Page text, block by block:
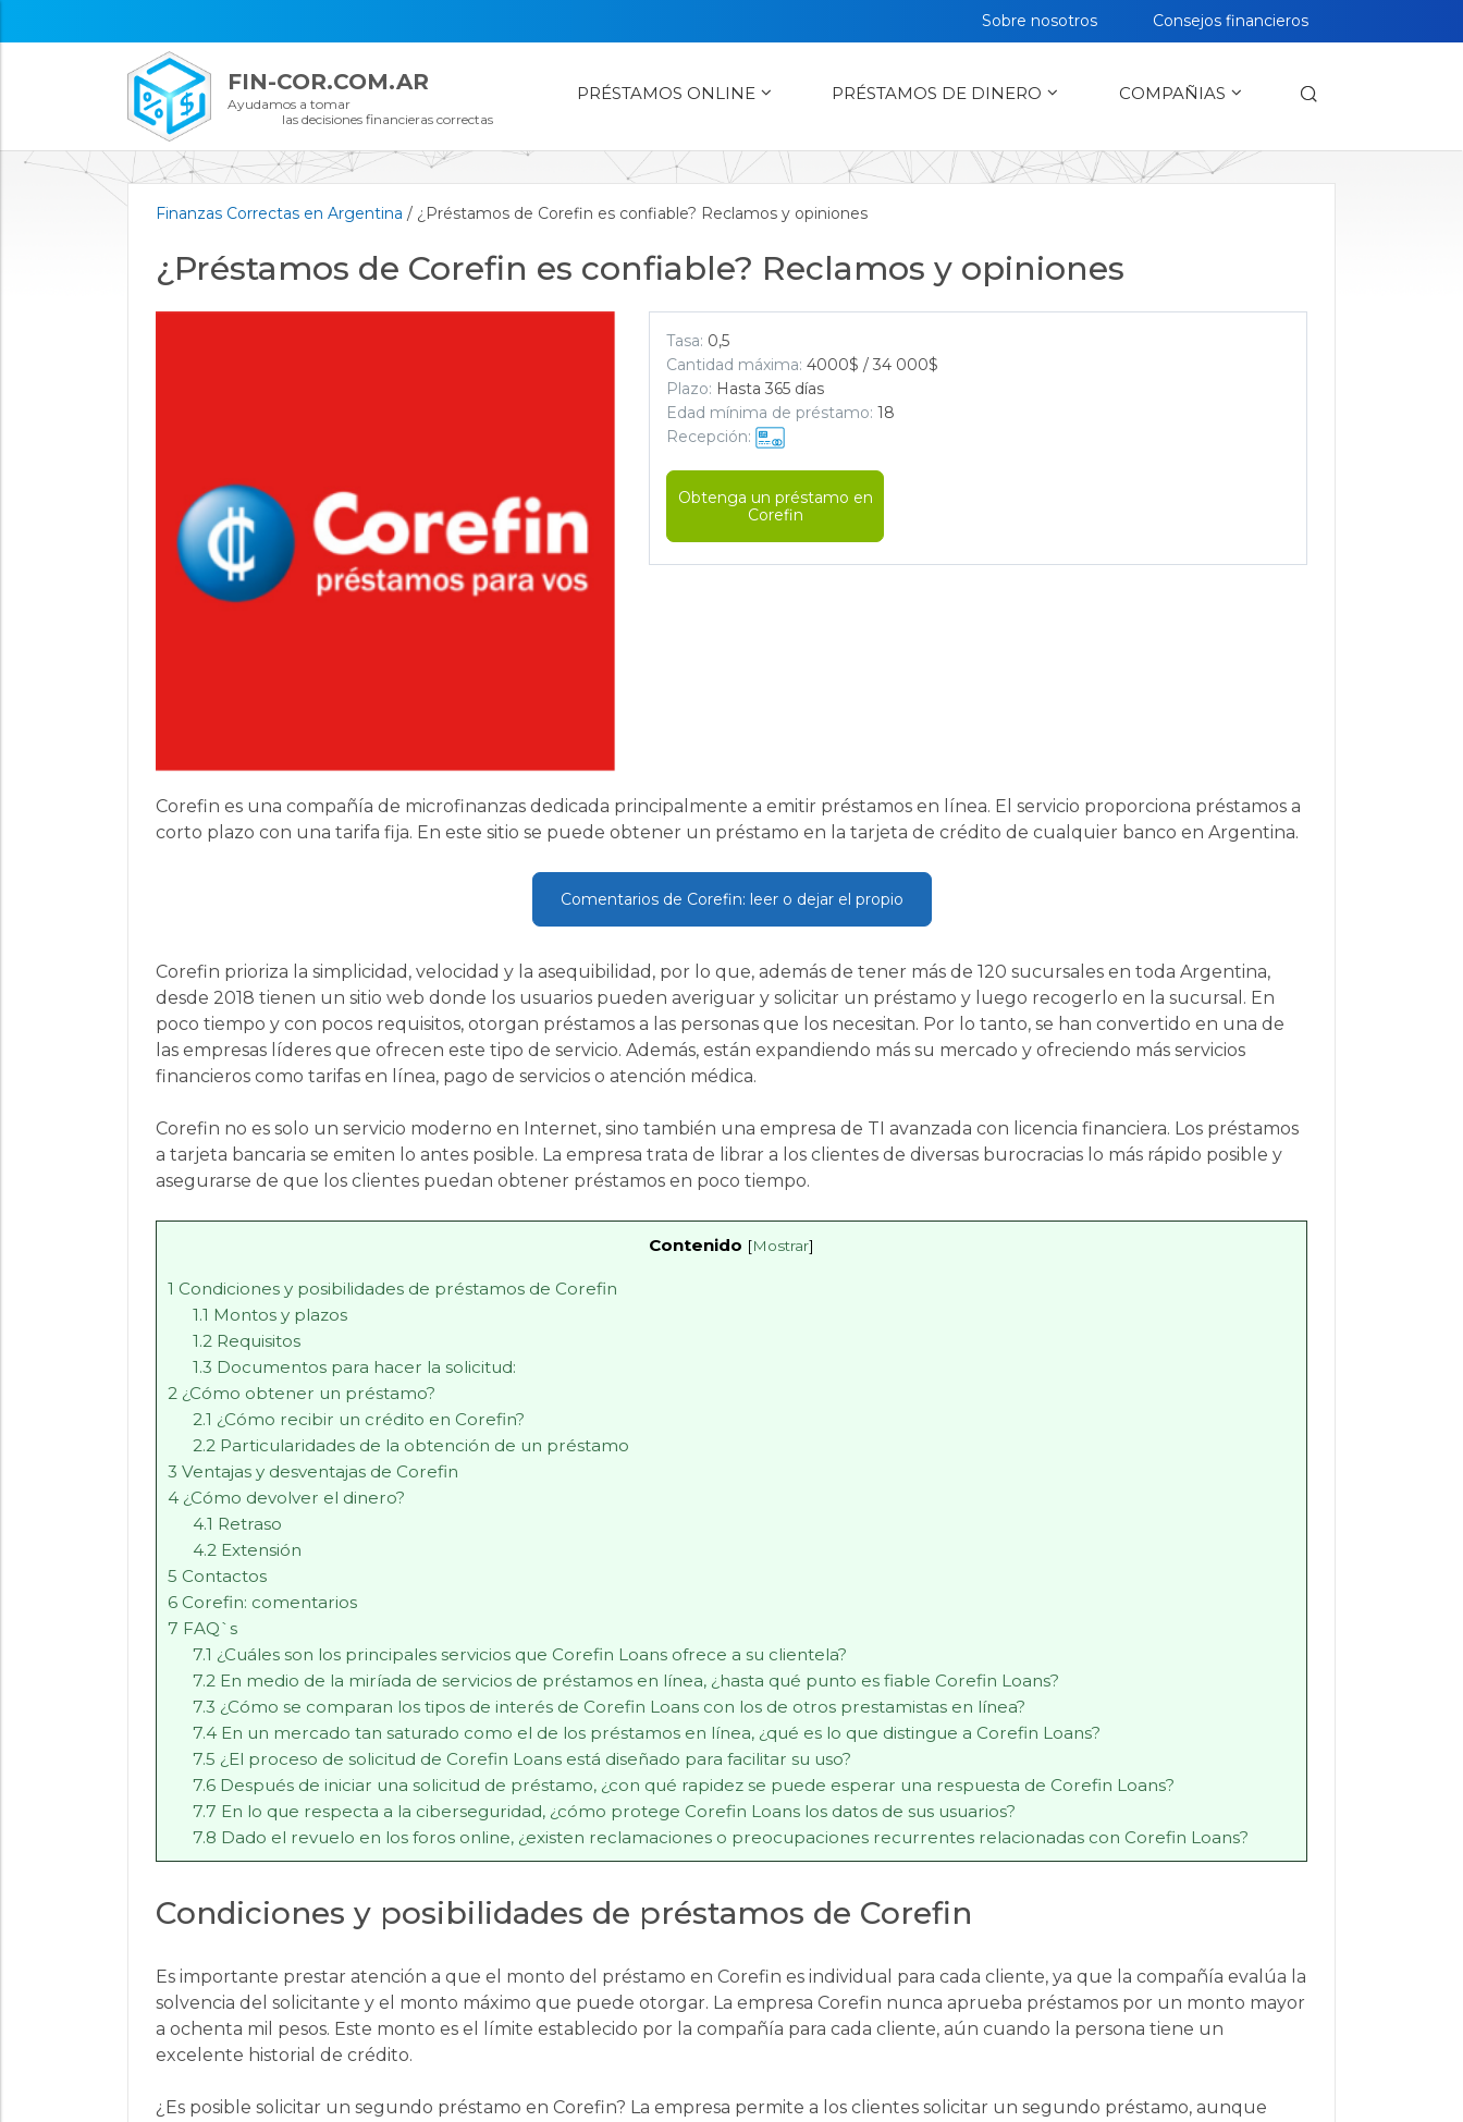
Sobre nosotros Сonsejos financieros
FIN-COR.COM.AR
Ayudamos a tomar
las decisiones financieras correctas
PRÉSTAMOS ONLINE PRÉSTAMOS DE DINERO СOMPAÑIAS
Finanzas Correctas en Argentina / ¿Préstamos de Corefin es confiable? Reclamos y opiniones
¿Préstamos de Corefin es confiable? Reclamos y opiniones
Tasa: 0,5
Cantidad máxima: 4000$ / 34 000$
Plazo: Hasta 365 días
Edad mínima de préstamo: 18
Recepción:
Obtenga un préstamo en
Corefin
Corefin es una compañía de microfinanzas dedicada principalmente a emitir préstamos en línea. El servicio proporciona préstamos a
corto plazo con una tarifa fija. En este sitio se puede obtener un préstamo en la tarjeta de crédito de cualquier banco en Argentina.
Comentarios de Corefin: leer o dejar el propio
Corefin prioriza la simplicidad, velocidad y la asequibilidad, por lo que, además de tener más de 120 sucursales en toda Argentina,
desde 2018 tienen un sitio web donde los usuarios pueden averiguar y solicitar un préstamo y luego recogerlo en la sucursal. En
poco tiempo y con pocos requisitos, otorgan préstamos a las personas que los necesitan. Por lo tanto, se han convertido en una de
las empresas líderes que ofrecen este tipo de servicio. Además, están expandiendo más su mercado y ofreciendo más servicios
financieros como tarifas en línea, pago de servicios o atención médica.
Corefin no es solo un servicio moderno en Internet, sino también una empresa de TI avanzada con licencia financiera. Los préstamos
a tarjeta bancaria se emiten lo antes posible. La empresa trata de librar a los clientes de diversas burocracias lo más rápido posible y
asegurarse de que los clientes puedan obtener préstamos en poco tiempo.
Contenido [Mostrar]
1 Condiciones y posibilidades de préstamos de Corefin
1.1 Montos y plazos
1.2 Requisitos
1.3 Documentos para hacer la solicitud:
2 ¿Cómo obtener un préstamo?
2.1 ¿Cómo recibir un crédito en Corefin?
2.2 Particularidades de la obtención de un préstamo
3 Ventajas y desventajas de Corefin
4 ¿Cómo devolver el dinero?
4.1 Retraso
4.2 Extensión
5 Contactos
6 Corefin: comentarios
7 FAQ`s
7.1 ¿Cuáles son los principales servicios que Corefin Loans ofrece a su clientela?
7.2 En medio de la miríada de servicios de préstamos en línea, ¿hasta qué punto es fiable Corefin Loans?
7.3 ¿Cómo se comparan los tipos de interés de Corefin Loans con los de otros prestamistas en línea?
7.4En un mercado tan saturado como el de los préstamos en línea, ¿qué es lo que distingue a Corefin Loans?
7.5 ¿El proceso de solicitud de Corefin Loans está diseñado para facilitar su uso?
7.6Después de iniciar una solicitud de préstamo, ¿con qué rapidez se puede esperar una respuesta de Corefin Loans?
7.7 En lo que respecta a la ciberseguridad, ¿cómo protege Corefin Loans los datos de sus usuarios?
7.8 Dado el revuelo en los foros online, ¿existen reclamaciones o preocupaciones recurrentes relacionadas con Corefin Loans?
Condiciones y posibilidades de préstamos de Corefin
Es importante prestar atención a que el monto del préstamo en Corefin es individual para cada cliente, ya que la compañía evalúa la
solvencia del solicitante y el monto máximo que puede otorgar. La empresa Corefin nunca aprueba préstamos por un monto mayor
a ochenta mil pesos. Este monto es el límite establecido por la compañía para cada cliente, aún cuando la persona tiene un
excelente historial de crédito.
¿Es posible solicitar un segundo préstamo en Corefin? La empresa permite a los clientes solicitar un segundo préstamo, aunque